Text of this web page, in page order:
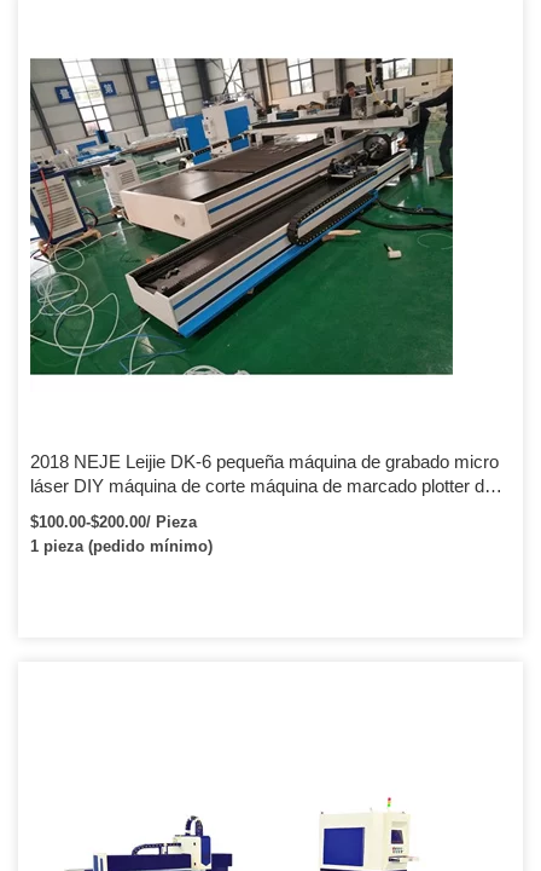
2018 NEJE Leijie DK-6 pequeña máquina de grabado micro
láser DIY máquina de corte máquina de marcado plotter de
corte
$100.00-$200.00/ Pieza
1 pieza (pedido mínimo)